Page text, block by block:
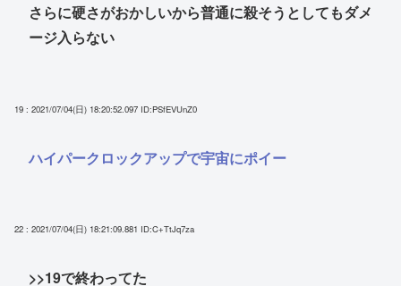
さらに硬さがおかしいから普通に殺そうとしてもダメ
ージ入らない
19 : 2021/07/04(日) 18:20:52.097 ID:PSfEVUnZ0
ハイパークロックアップで宇宙にポイー
22 : 2021/07/04(日) 18:21:09.881 ID:C+TtJq7za
>>19で終わってた